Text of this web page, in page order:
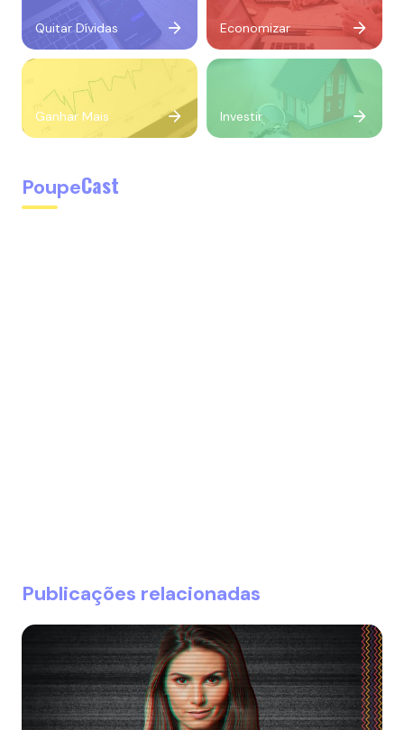
Quitar Dívidas Economizar
Ganhar Mais Investir
PoupeCast
Publicações relacionadas